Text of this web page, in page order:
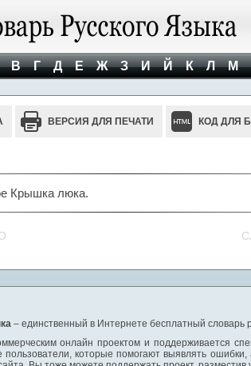
В Г Д Е Ж З И Й К Л М
ВЕРСИЯ ДЛЯ ПЕЧАТИ КОД ДЛЯ
Крышка люка.
– единственный в Интернете бесплатный словарь
онлайн проектом и поддерживается
которые помогают выявлять